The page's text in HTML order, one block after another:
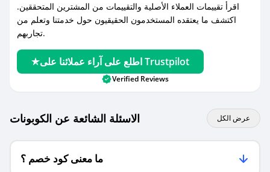
اقرأ تقييمات العملاء الأصلية والتقييمات من المشترين المتحققين.
اكتشف ما يعتقده المستخدمون الحقيقيون حول خدمتنا وتعلم من
تجاربهم.
اطلع على آراء عملائنا على Trustpilot
Verified Reviews
الاسئلة الشائعة عن الكوبونات عرض الكل
ما معنى كود خصم ؟